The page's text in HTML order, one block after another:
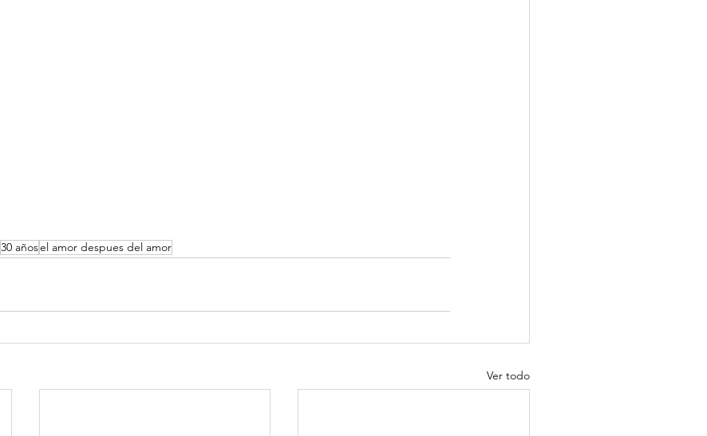
30 añosel amor despues del amor
Ver todo